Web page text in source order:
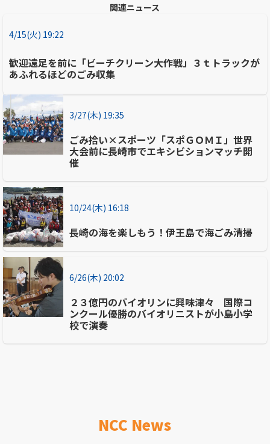
関連ニュース
4/15(火) 19:22
歓迎遠足を前に「ビーチクリーン大作戦」３ｔトラックが
あふれるほどのごみ収集
3/27(木) 19:35
ごみ拾い×スポーツ「スポＧＯＭＩ」世界
大会前に長崎市でエキシビションマッチ開
催
10/24(木) 16:18
長崎の海を楽しもう！伊王島で海ごみ清掃
6/26(木) 20:02
２３億円のバイオリンに興味津々 国際コ
ンクール優勝のバイオリニストが小島小学
校で演奏
NCC News